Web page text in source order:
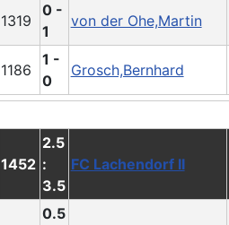
1319
0 -
1
von der Ohe,Martin
1186
1 -
0
Grosch,Bernhard
1452
2.5
:
3.5
FC Lachendorf II
0.5